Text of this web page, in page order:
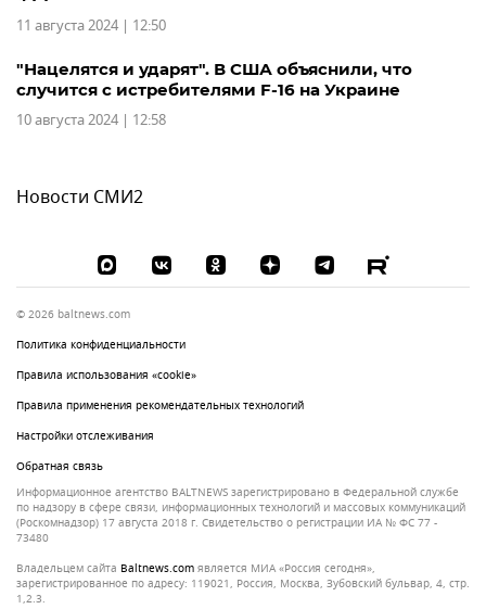
11 августа 2024 | 12:50
"Нацелятся и ударят". В США объяснили, что
случится с истребителями F-16 на Украине
10 августа 2024 | 12:58
Новости СМИ2
© 2026 baltnews.com
Политика конфиденциальности
Правила использования «cookie»
Правила применения рекомендательных технологий
Настройки отслеживания
Обратная связь
Информационное агентство BALTNEWS зарегистрировано в Федеральной службе
по надзору в сфере связи, информационных технологий и массовых коммуникаций
(Роскомнадзор) 17 августа 2018 г. Свидетельство о регистрации ИА № ФС 77 -
73480
Владельцем сайта
baltnews.com является МИА «Россия сегодня»,
зарегистрированное по адресу: 119021, Россия, Москва, Зубовский бульвар, 4, стр.
1,2.3.